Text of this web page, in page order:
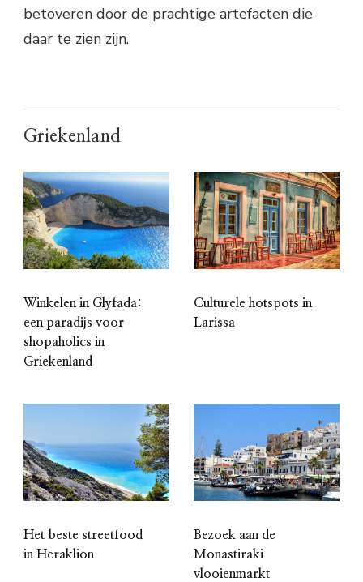
betoveren door de prachtige artefacten die
daar te zien zijn.
Griekenland
Winkelen in Glyfada:
een paradijs voor
shopaholics in
Griekenland
Culturele hotspots in
Larissa
Het beste streetfood
in Heraklion
Bezoek aan de
Monastiraki
vlooienmarkt